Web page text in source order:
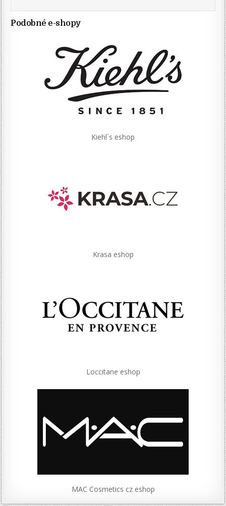
Podobné e-shopy
Kiehl´s eshop
Krasa eshop
Loccitane eshop
MAC Cosmetics cz eshop